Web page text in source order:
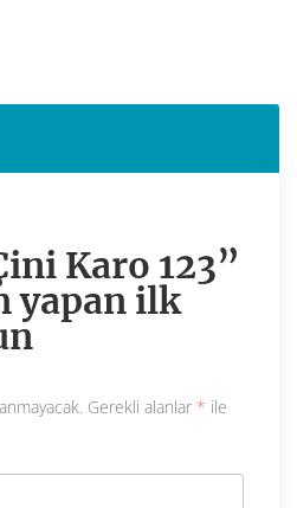
Karo 123”
yapan ilk
Gerekli alanlar * ile